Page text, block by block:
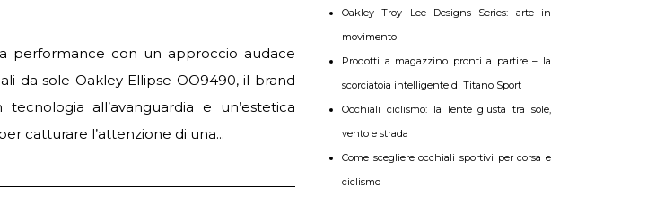
performance con un approccio audace
da sole Oakley Ellipse OO9490, il brand
all’avanguardia e un’estetica
catturare l’attenzione di una...
Oakley Troy Lee Designs Series: arte in
movimento
Prodotti a magazzino pronti a partire – la
scorciatoia intelligente di Titano Sport
Occhiali ciclismo: la lente giusta tra sole,
vento e strada
Come scegliere occhiali sportivi per corsa e
ciclismo